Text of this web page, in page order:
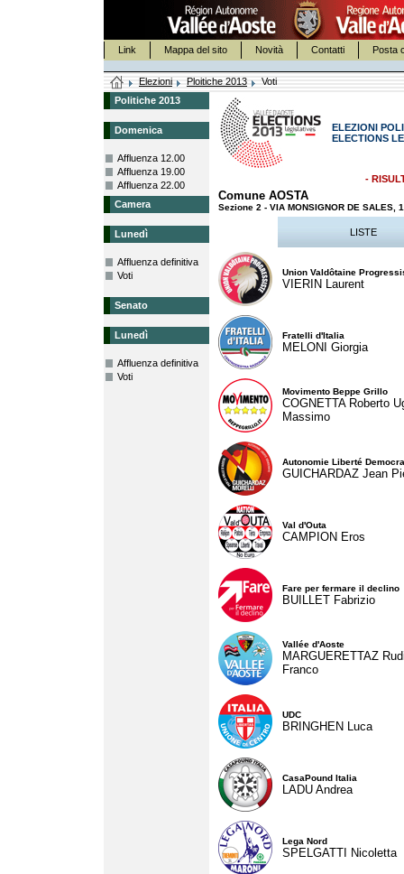
Link Mappa del sito Novità Contatti Posta
Elezioni Ploitiche 2013
Voti
Politiche 2013
Domenica
Affluenza 12.00
Affluenza 19.00
Affluenza 22.00
Camera
Lunedì
Affluenza definitiva
Voti
Senato
Lunedì
Affluenza definitiva
Voti
ELEZIONI
ELECTIONS
-
Comune AOSTA
Sezione 2 - VIA MONSIGNOR DE SALES,
LISTE
Union Valdôtaine
VIERIN Laurent
Fratelli d'Italia
MELONI Giorgia
Movimento Beppe Grillo
COGNETTA Roberto
Massimo
Autonomie Liberté
GUICHARDAZ Jean
Val d'Outa
CAMPION Eros
Fare per fermare il declino
BUILLET Fabrizio
Vallée d'Aoste
MARGUERETTAZ
Franco
UDC
BRINGHEN Luca
CasaPound Italia
LADU Andrea
Lega Nord
SPELGATTI Nicoletta